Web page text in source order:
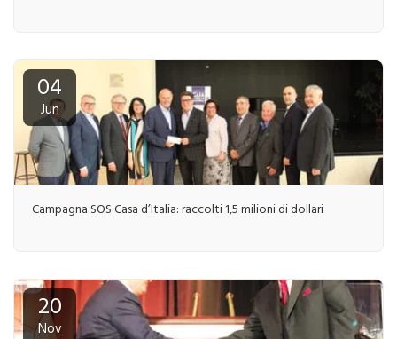
04
Jun
Campagna SOS Casa d’Italia: raccolti 1,5 milioni di dollari
20
Nov